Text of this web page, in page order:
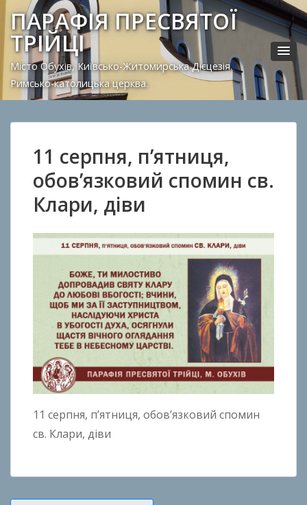
ПАРАФІЯ ПРЕСВЯТОЇ
ТРІЙЦІ
Місто Обухів, Київсько-Житомирська Дієцезія.
Римсько-католицька церква.
11 серпня, п’ятниця,
обов’язковий спомин св.
Клари, діви
11 серпня, п’ятниця, обов’язковий спомин
св. Клари, діви